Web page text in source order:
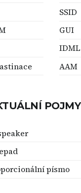
SSID
GUI
IDML
AAM
POJMY
písmo